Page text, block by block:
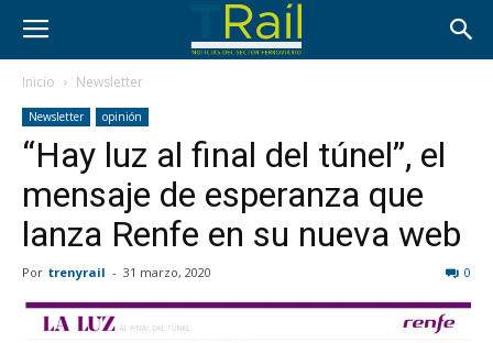
Inicio Newsletter
Newsletter opinión
“Hay luz al final del túnel”, el
mensaje de esperanza que
lanza Renfe en su nueva web
Por trenyrail - 31 marzo, 2020 0